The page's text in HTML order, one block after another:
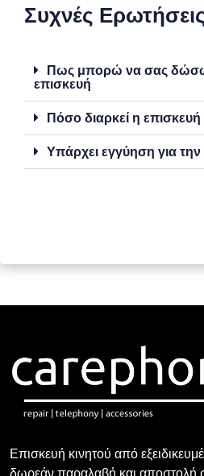
Συχνές Ερωτήσεις
Πως μπορώ να σας δώσω
επισκευή
Πόσο διαρκεί η επισκευή
Υπάρχει εγγύηση για την
Επισκευή κινητού από